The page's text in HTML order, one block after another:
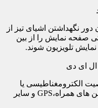
دور نگهداشتن اشیای تیز از
صفحه نمایش را از بین
تلویزیون شوند.
الکترومغناطیسی یا
الکتریسیته ساکن هستند مانند فن ها،تلفن های همراه،GPS و سایر